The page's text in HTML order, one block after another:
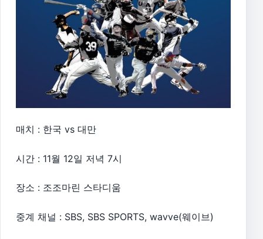
매치 : 한국 vs 대만
시간 : 11월 12일 저녁 7시
장소 : 조조마린 스타디움
중계 채널 : SBS, SBS SPORTS, wavve(웨이브)